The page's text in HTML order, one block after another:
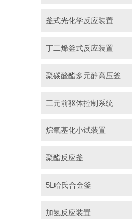
釜式光化学反应装置
丁二烯釜式反应装置
聚碳酸酯多元醇高压釜
三元前驱体控制系统
烷氧基化小试装置
聚酯反应釜
5L哈氏合金釜
加氢反应装置